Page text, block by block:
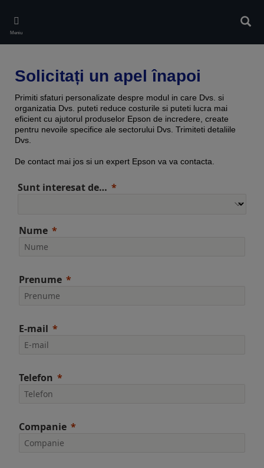
main
content
Meniu
Solicitați un apel înapoi
Primiti sfaturi personalizate despre modul in care Dvs. si
organizatia Dvs. puteti reduce costurile si puteti lucra mai
eficient cu ajutorul produselor Epson de incredere, create
pentru nevoile specifice ale sectorului Dvs. Trimiteti detaliile
Dvs.
De contact mai jos si un expert Epson va va contacta.
Sunt interesat de…
Nume
Prenume
E-mail
Telefon
Companie